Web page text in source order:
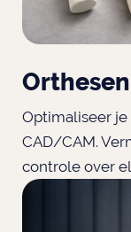
Optimaliseer
CAD/CAM.
controle over